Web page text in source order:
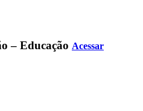
– Educação Acessar